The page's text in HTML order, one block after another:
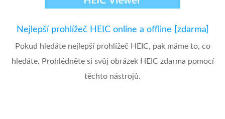
Nejlepší prohlížeč HEIC online a offline [zdarma]
Pokud hledáte nejlepší prohlížeč HEIC, pak máme to, co
hledáte. Prohlédněte si svůj obrázek HEIC zdarma pomocí
těchto nástrojů.